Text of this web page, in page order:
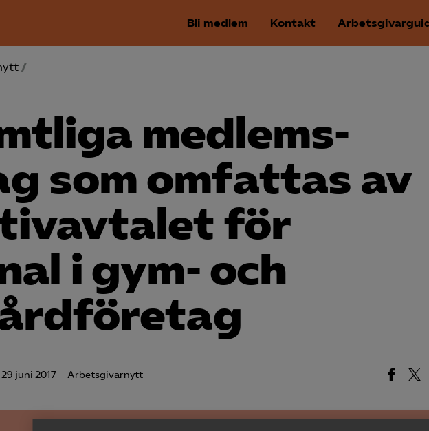
Bli medlem Kontakt
/
medlems­
som omfattas av
för
i gym- och
29 juni 2017 Arbetsgivarnytt